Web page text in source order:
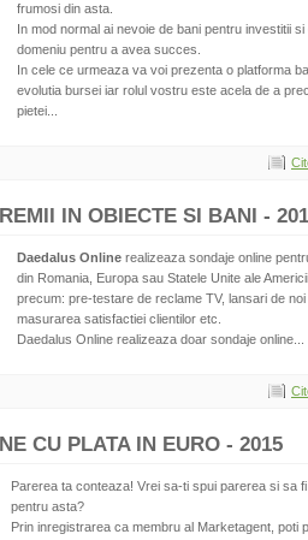
frumosi din asta.
In mod normal ai nevoie de bani pentru investitii
domeniu pentru a avea succes.
In cele ce urmeaza va voi prezenta o platforma
evolutia bursei iar rolul vostru este acela de a
pietei...
IN OBIECTE SI BANI -
Daedalus Online realizeaza sondaje online
din Romania, Europa sau Statele Unite ale
precum: pre-testare de reclame TV, lansari de noi
masurarea satisfactiei clientilor etc.
Daedalus Online realizeaza doar sondaje online...
CU PLATA IN EURO - 2015
Parerea ta conteaza! Vrei sa-ti spui parerea si sa
pentru asta?
Prin inregistrarea ca membru al Marketagent, poti